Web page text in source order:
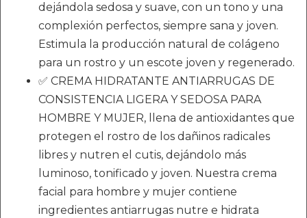
dejándola sedosa y suave, con un tono y una
complexión perfectos, siempre sana y joven.
Estimula la producción natural de colágeno
para un rostro y un escote joven y regenerado.
✅ CREMA HIDRATANTE ANTIARRUGAS DE
CONSISTENCIA LIGERA Y SEDOSA PARA
HOMBRE Y MUJER, llena de antioxidantes que
protegen el rostro de los dañinos radicales
libres y nutren el cutis, dejándolo más
luminoso, tonificado y joven. Nuestra crema
facial para hombre y mujer contiene
ingredientes antiarrugas nutre e hidrata